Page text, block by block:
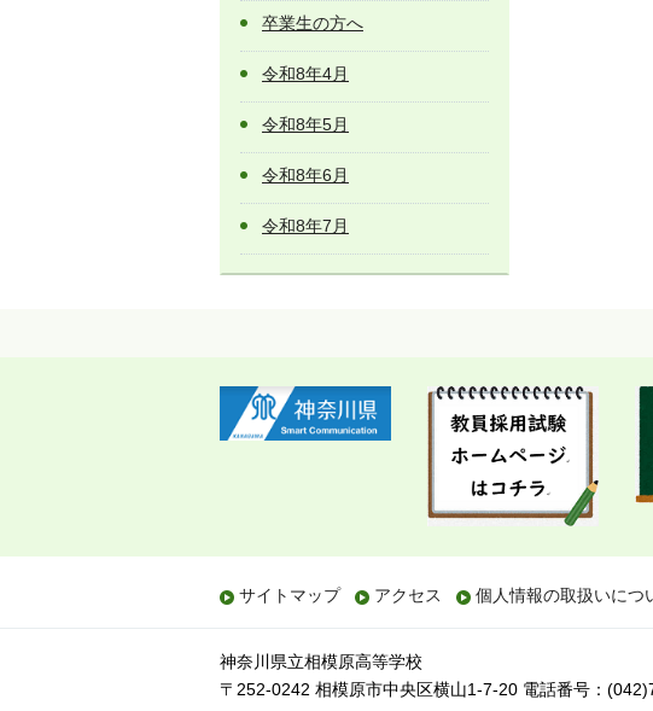
卒業生の方へ
令和8年4月
令和8年5月
令和8年6月
令和8年7月
サイトマップ アクセス 個人情報の取扱いにつ
神奈川県立相模原高等学校
〒252-0242 相模原市中央区横山1-7-20 電話番号：